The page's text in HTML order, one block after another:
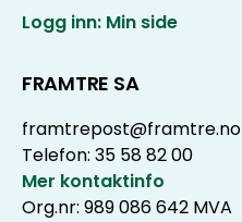
Logg inn: Min side
FRAMTRE SA
framtrepost@framtre.no
Telefon: 35 58 82 00
Mer kontaktinfo
Org.nr: 989 086 642 MVA